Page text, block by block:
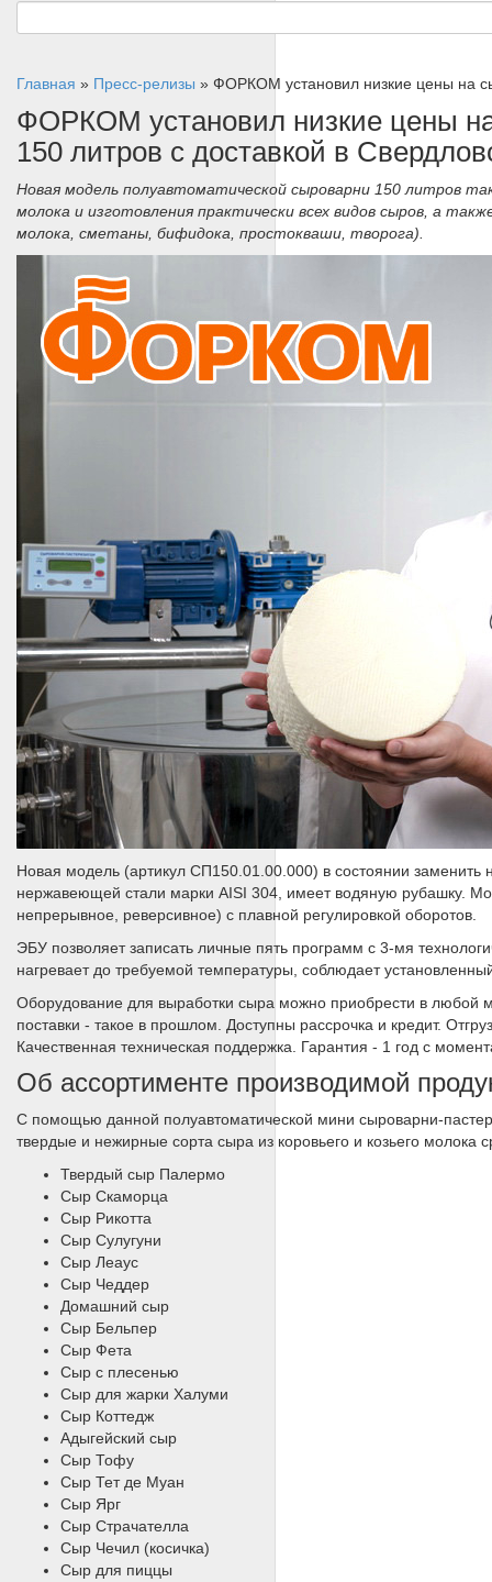
Главная » Пресс-релизы » ФОРКОМ установил низкие цены на
ФОРКОМ установил низкие цены
150 литров с доставкой в
Новая модель полуавтоматической сыроварни 150 литров
молока и изготовления практически всех видов сыров, а
молока, сметаны, бифидока, простокваши, творога).
Новая модель (артикул СП150.01.00.000) в состоянии заменить
нержавеющей стали марки AISI 304, имеет водяную рубашку.
непрерывное, реверсивное) с плавной регулировкой оборотов.
ЭБУ позволяет записать личные пять программ с 3-мя
нагревает до требуемой температуры, соблюдает
Оборудование для выработки сыра можно приобрести в любой
поставки - такое в прошлом. Доступны рассрочка и кредит.
Качественная техническая поддержка. Гарантия - 1 год с
Об ассортименте производимой
С помощью данной полуавтоматической мини сыроварни-
твердые и нежирные сорта сыра из коровьего и козьего молока
Твердый сыр Палермо
Сыр Скаморца
Сыр Рикотта
Сыр Сулугуни
Сыр Леаус
Сыр Чеддер
Домашний сыр
Сыр Бельпер
Сыр Фета
Сыр с плесенью
Сыр для жарки Халуми
Сыр Коттедж
Адыгейский сыр
Сыр Тофу
Сыр Тет де Муан
Сыр Ярг
Сыр Страчателла
Сыр Чечил (косичка)
Сыр для пиццы